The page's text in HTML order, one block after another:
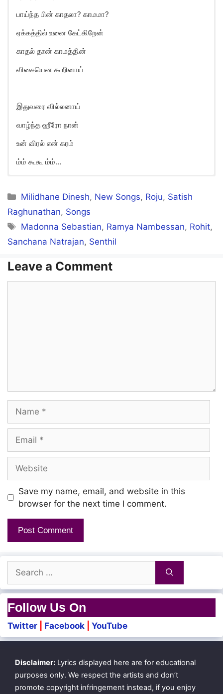
பாய்ந்த பின் காதலா? காமமா?
ஏக்கத்தில் உனை கேட்கிறேன்
காதல் தான் காமத்தின்
விசையென கூறினாய்
இதுவரை வில்லனாய்
வாழ்ந்த ஹீரோ நான்
உன் விரல் என் கரம்
ம்ம் கூகூ ம்ம்…
English
Categories
Milidhane Dinesh, New Songs, Roju, Satish
Raghunathan, Songs
Tags
Madonna Sebastian, Ramya Nambessan, Rohit,
Sanchana Natrajan, Senthil
Leave a Comment
Save my name, email, and website in this
browser for the next time I comment.
for:
Follow Us On
Twitter Facebook YouTube
Disclaimer: Lyrics displayed here are for educational
purposes only. We respect the artists and don’t
promote copyright infringement instead, if you enjoy